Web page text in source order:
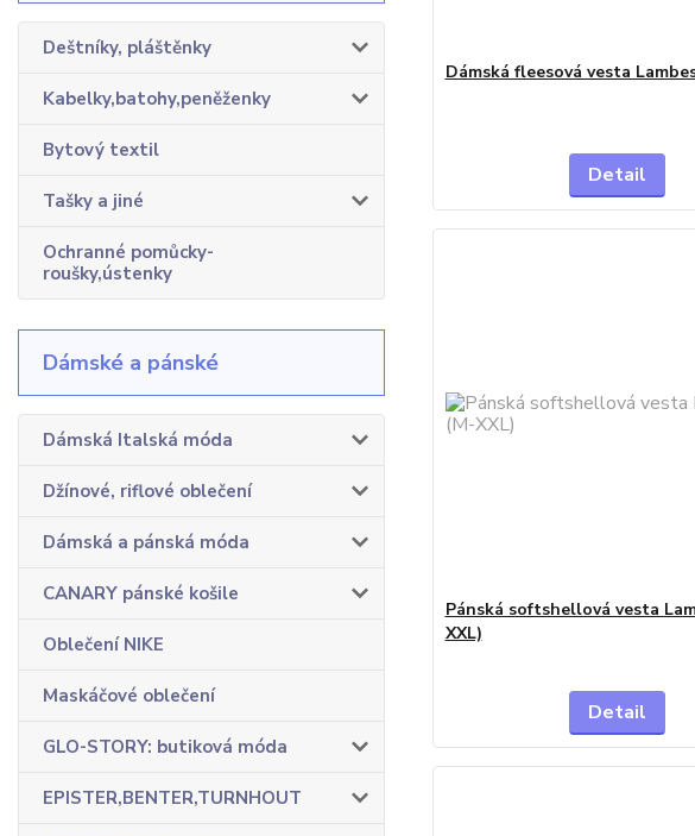
Deštníky, pláštěnky
Kabelky,batohy,peněženky
Bytový textil
Tašky a jiné
Ochranné pomůcky-
roušky,ústenky
Dámské a pánské
Dámská Italská móda
Džínové, riflové oblečení
Dámská a pánská móda
CANARY pánské košile
Oblečení NIKE
Maskáčové oblečení
GLO-STORY: butiková móda
EPISTER,BENTER,TURNHOUT
Dámská fleesová vesta
Detail
Pánská softshellová vesta
XXL)
Detail